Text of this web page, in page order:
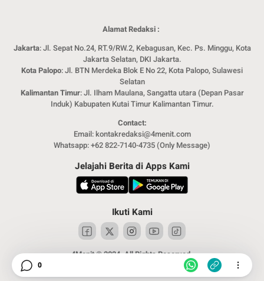
Alamat Redaksi :
Jakarta: Jl. Sepat No.24, RT.9/RW.2, Kebagusan, Kec. Ps. Minggu, Kota
Jakarta Selatan, DKI Jakarta.
Kota Palopo: Jl. BTN Merdeka Blok E No 22, Kota Palopo, Sulawesi
Selatan
Kalimantan Timur: Jl. Ilham Maulana, Sangatta utara (Depan Pasar
Induk) Kabupaten Kutai Timur Kalimantan Timur.
Contact:
Email: kontakredaksi@4menit.com
Whatsapp: +62 822-7140-4735 (Only Message)
Jelajahi Berita di Apps Kami
Ikuti Kami
4Menit © 2024. All Rights Reserved.
0